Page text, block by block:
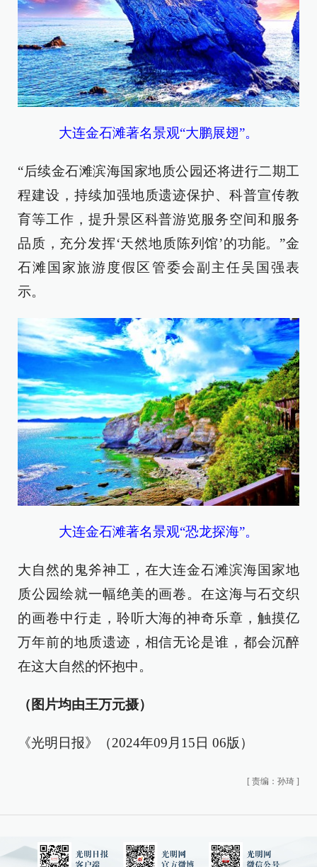
大连金石滩著名景观“大鹏展翅”。
“后续金石滩滨海国家地质公园还将进行二期工
程建设，持续加强地质遗迹保护、科普宣传教
育等工作，提升景区科普游览服务空间和服务
品质，充分发挥‘天然地质陈列馆’的功能。”金
石滩国家旅游度假区管委会副主任吴国强表
示。
大连金石滩著名景观“恐龙探海”。
大自然的鬼斧神工，在大连金石滩滨海国家地
质公园绘就一幅绝美的画卷。在这海与石交织
的画卷中行走，聆听大海的神奇乐章，触摸亿
万年前的地质遗迹，相信无论是谁，都会沉醉
在这大自然的怀抱中。
（图片均由王万元摄）
《光明日报》（2024年09月15日 06版）
[ 责编：孙琦 ]